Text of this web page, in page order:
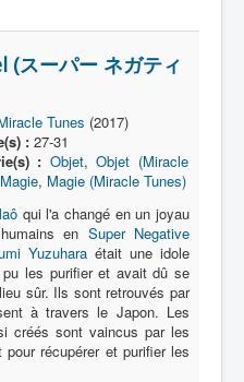
(スーパー ネガティ
Tunes (2017)
:27-31
: Objet,Objet (Miracle
Magie, Magie (Miracle Tunes)
qui l'a changé en un joyau
en Super Negative
Yuzuhara était une idole
les purifier et avait dû se
sûr. Ils sont retrouvés par
à travers le Japon. Les
créés sont vaincus par les
pour récupérer et purifier les